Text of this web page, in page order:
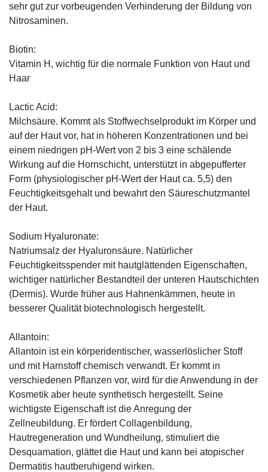
sehr gut zur vorbeugenden Verhinderung der Bildung von
Nitrosaminen.
Biotin:
Vitamin H, wichtig für die normale Funktion von Haut und
Haar
Lactic Acid:
Milchsäure. Kommt als Stoffwechselprodukt im Körper und
auf der Haut vor, hat in höheren Konzentrationen und bei
einem niedrigen pH-Wert von 2 bis 3 eine schälende
Wirkung auf die Hornschicht, unterstützt in abgepufferter
Form (physiologischer pH-Wert der Haut ca. 5,5) den
Feuchtigkeitsgehalt und bewahrt den Säureschutzmantel
der Haut.
Sodium Hyaluronate:
Natriumsalz der Hyaluronsäure. Natürlicher
Feuchtigkeitsspender mit hautglättenden Eigenschaften,
wichtiger natürlicher Bestandteil der unteren Hautschichten
(Dermis). Wurde früher aus Hahnenkämmen, heute in
besserer Qualität biotechnologisch hergestellt.
Allantoin:
Allantoin ist ein körperidentischer, wasserlöslicher Stoff
und mit Harnstoff chemisch verwandt. Er kommt in
verschiedenen Pflanzen vor, wird für die Anwendung in der
Kosmetik aber heute synthetisch hergestellt. Seine
wichtigste Eigenschaft ist die Anregung der
Zellneubildung. Er fördert Collagenbildung,
Hautregeneration und Wundheilung, stimuliert die
Desquamation, glättet die Haut und kann bei atopischer
Dermatitis hautberuhigend wirken.